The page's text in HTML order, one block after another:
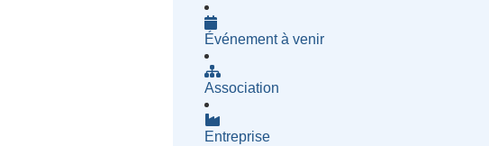
Événement à venir
Association
Entreprise